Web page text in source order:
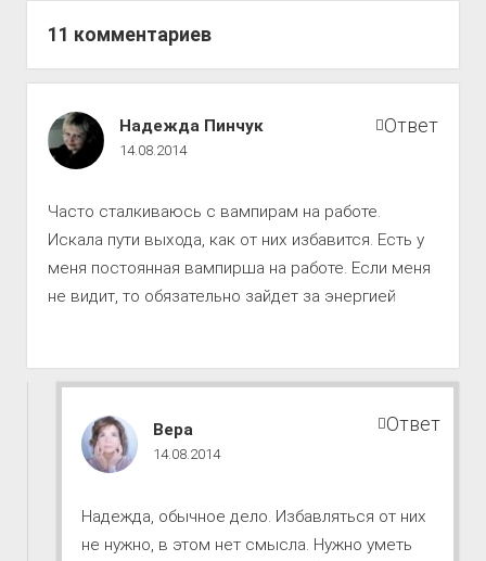
11 комментариев
Путь
к
комментарии
Надежда Пинчук
14.08.2014
Часто сталкиваюсь с вампирам на работе.
Искала пути выхода, как от них избавится. Есть у
меня постоянная вампирша на работе. Если меня
не видит, то обязательно зайдет за энергией
Ответ
Путь
к
комментарии
Вера
14.08.2014
Надежда, обычное дело. Избавляться от них
не нужно, в этом нет смысла. Нужно уметь
Ответ